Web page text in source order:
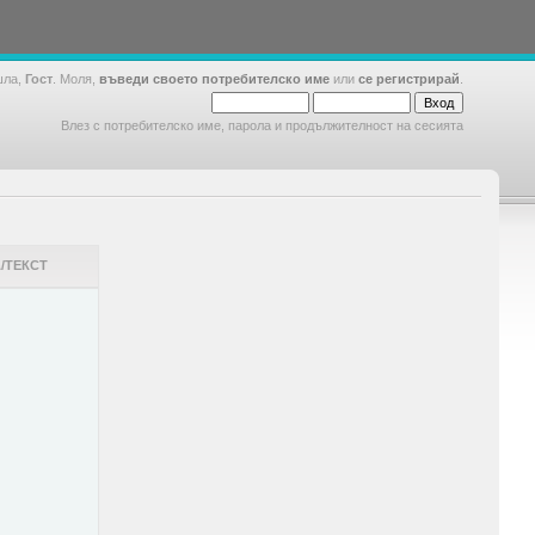
Гост . Моля, въведи своето потребителско име или се регистрирай
Влез с потребителско име, парола и продължителност на сесията